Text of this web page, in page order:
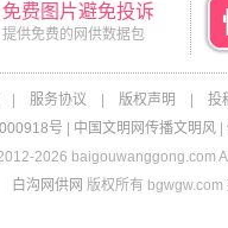
免费图片避免投诉
提供免费的网供数据包
服务协议 版权声明 投
号 中国文明网传播文明风|
2026 baigouwanggong.com
白沟网供网 版权所有 bgwgw.com